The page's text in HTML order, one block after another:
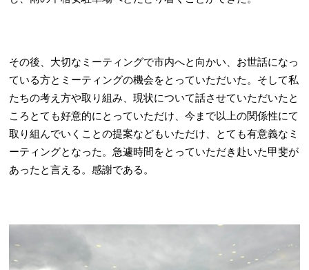
その後、大切なミーティングで市内へと向かい、お世話になっ
ている方とミーティングの機会をとっていただいた。そして私
たちの考え方や取り組み、現状について話させていただいたと
ころとても好意的にとっていただけ、今まで以上の関係性にて
取り組んでいくことの提案などもいただけ、とても有意義なミ
ーティングとなった。急遽時間をとっていただき赴いた甲斐が
あったと言える。感謝である。